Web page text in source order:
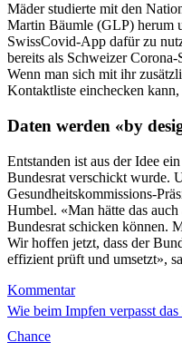
Mäder studierte mit den
Martin Bäumle (GLP) herum
SwissCovid-App dafür zu
bereits als Schweizer
Wenn man sich mit ihr
Kontaktliste einchecken
Daten werden «by
Entstanden ist aus der Idee
Bundesrat verschickt wurde.
Gesundheitskommissions-
Humbel. «Man hätte das
Bundesrat schicken können.
Wir hoffen jetzt, dass der
effizient prüft und umsetzt»,
Kommentar
Wie beim Impfen verpasst
Chance